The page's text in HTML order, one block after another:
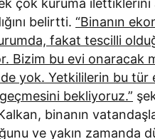
çok kuruma ilettiklerini
belirtti.“Binanın
fakat tescilli
Bizim bu evi onaracak
yok. Yetkililerin bu tür
bekliyoruz.”
binanın
ve yakın zamanda